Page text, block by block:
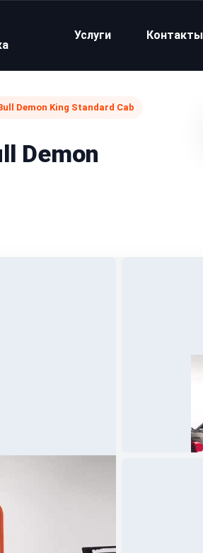
Услуги Контакты
Demon King Standard Cab
Demon